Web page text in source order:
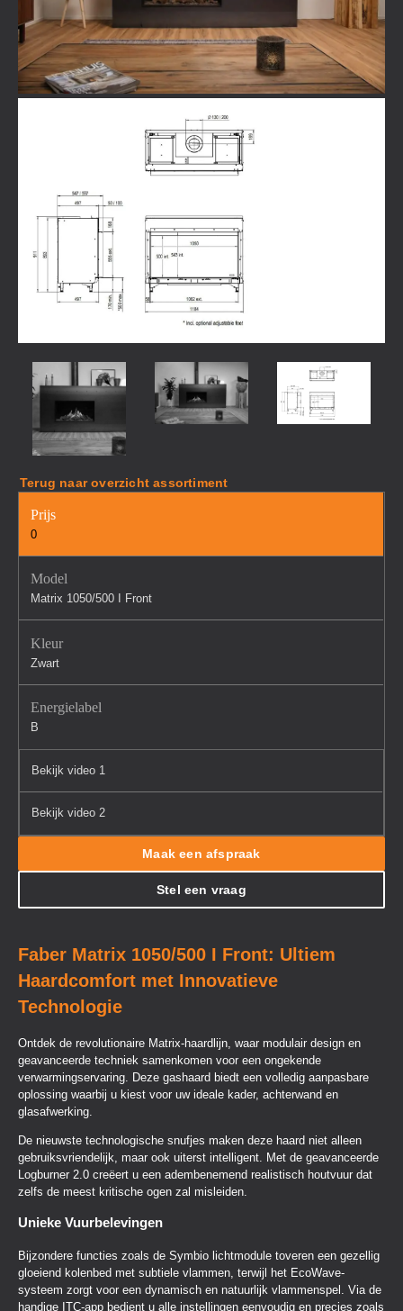
Terug naar overzicht assortiment
Prijs
0
Model
Matrix 1050/500 I Front
Kleur
Zwart
Energielabel
B
Bekijk video 1
Bekijk video 2
Maak een afspraak
Stel een vraag
Faber Matrix 1050/500 I Front: Ultiem
Haardcomfort met Innovatieve
Technologie
Ontdek de revolutionaire Matrix-haardlijn, waar modulair design en
geavanceerde techniek samenkomen voor een ongekende
verwarmingservaring. Deze gashaard biedt een volledig aanpasbare
oplossing waarbij u kiest voor uw ideale kader, achterwand en
glasafwerking.
De nieuwste technologische snufjes maken deze haard niet alleen
gebruiksvriendelijk, maar ook uiterst intelligent. Met de geavanceerde
Logburner 2.0 creëert u een adembenemend realistisch houtvuur dat
zelfs de meest kritische ogen zal misleiden.
Unieke Vuurbelevingen
Bijzondere functies zoals de Symbio lichtmodule toveren een gezellig
gloeiend kolenbed met subtiele vlammen, terwijl het EcoWave-
systeem zorgt voor een dynamisch en natuurlijk vlammenspel. Via de
handige ITC-app bedient u alle instellingen eenvoudig en precies zoals